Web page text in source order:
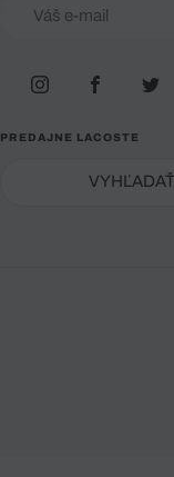
PREDAJNE LACOSTE